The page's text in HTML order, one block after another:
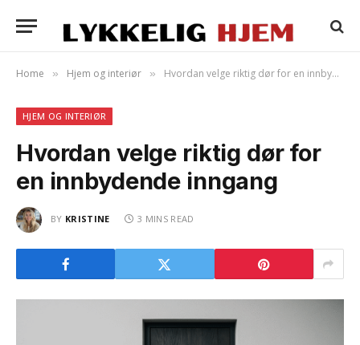
Home » Hjem og interiør » Hvordan velge riktig dør for en innbydende inngang
HJEM OG INTERIØR
Hvordan velge riktig dør for
en innbydende inngang
BY KRISTINE 3 MINS READ